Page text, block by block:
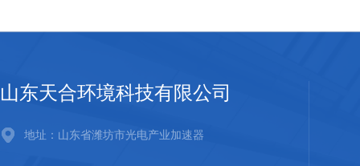
山东天合环境科技有限公司
地址：山东省潍坊市光电产业加速器